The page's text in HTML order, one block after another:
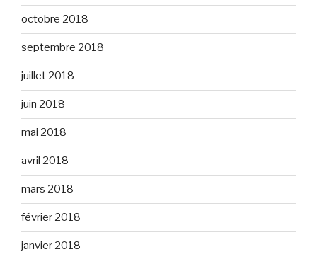
octobre 2018
septembre 2018
juillet 2018
juin 2018
mai 2018
avril 2018
mars 2018
février 2018
janvier 2018